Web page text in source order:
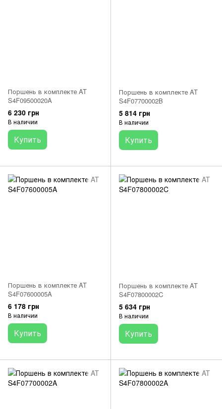
Поршень в комплекте AT
S4F09500020A
6 230 грн
В наличии
Купить
Поршень в комплекте AT
S4F07700002B
5 814 грн
В наличии
Купить
Поршень в комплекте AT
S4F07600005A
6 178 грн
В наличии
Купить
Поршень в комплекте AT
S4F07800002C
5 634 грн
В наличии
Купить